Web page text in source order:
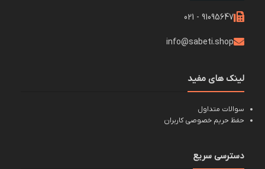
91095647 - 021
info@sabeti.shop
لینک های مفید
سوالات متداول
حفظ حریم خصوصی کاربران
دسترسی سریع